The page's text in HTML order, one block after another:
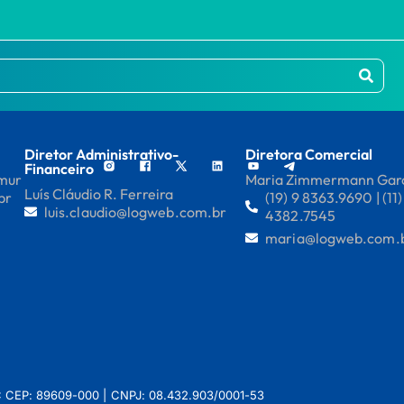
Diretor Administrativo-
Financeiro
Luís Cláudio R. Ferreira
luis.claudio@logweb.com.br
Diretora Comercial
Maria Zimmermann
(19) 9 8363.9690 |
4382.7545
CEP: 89609-000 | CNPJ: 08.432.903/0001-53